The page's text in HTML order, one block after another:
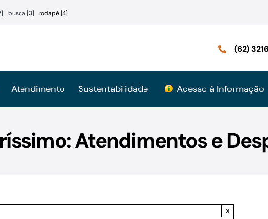
busca [3] rodapé [4]
(62)
Atendimento Sustentabilidade Acesso à Informação
Atendimentos e
×